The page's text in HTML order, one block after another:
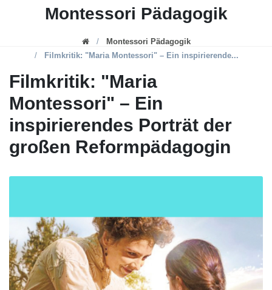
Montessori Pädagogik
Montessori Pädagogik
Filmkritik: "Maria Montessori" – Ein inspirierende...
Filmkritik: "Maria
Montessori" – Ein
inspirierendes Porträt der
großen Reformpädagogin